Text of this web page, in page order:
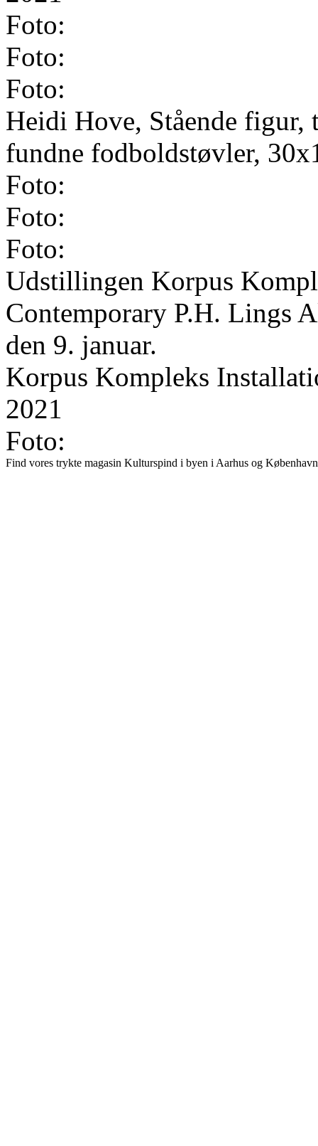
Foto:
Foto:
Foto:
Heidi Hove, Stående
fundne fodboldstøvler,
Foto:
Foto:
Foto:
Udstillingen Korpus
Contemporary P.H. Lings
den 9. januar.
Korpus Kompleks
2021
Foto:
Find vores trykte magasin Kulturspind i byen i Aarhus og København